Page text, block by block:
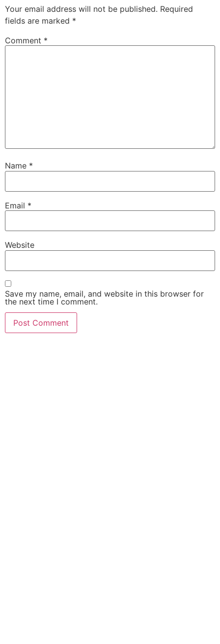
Your email address will not be published. Required
fields are marked *
Comment *
Name *
Email *
Website
Save my name, email, and website in this browser for
the next time I comment.